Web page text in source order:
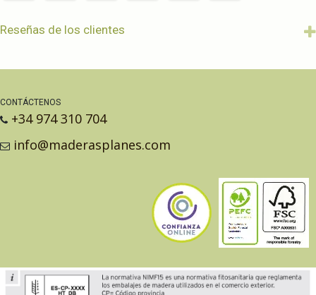
Reseñas de los clientes
CONTÁCTENOS
+34 974 310 704
info@maderasplanes.com